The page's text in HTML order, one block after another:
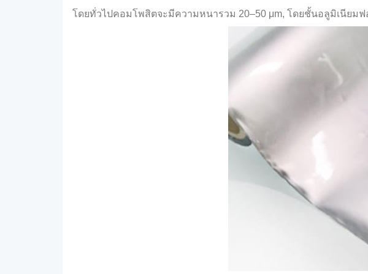
โดยทั่วไปคอมโพสิตจะมีความหนารวม 20–50 μm, โดยชั้นอลูมิเนียม